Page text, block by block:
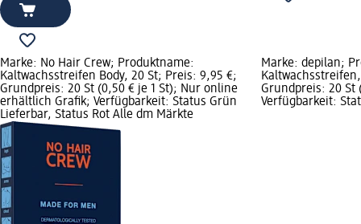
Marke: No Hair Crew; Produktname:
Kaltwachsstreifen Body, 20 St; Preis: 9,95 €;
Grundpreis: 20 St (0,50 € je 1 St); Nur online
erhältlich Grafik; Verfügbarkeit: Status Grün
Lieferbar, Status Rot Alle dm Märkte
Marke: depilan;
Grundpreis: 20 St
Verfügbarkeit: